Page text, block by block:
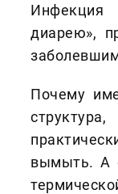
диарею»,
Почему
вымыть. А